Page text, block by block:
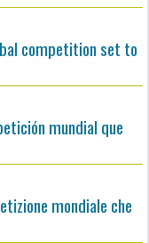
competition set to
mundial que
mondiale che